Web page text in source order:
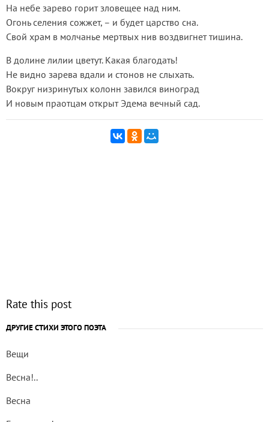
На небе зарево горит зловещее над ним.
Огонь селения сожжет, – и будет царство сна.
Свой храм в молчанье мертвых нив воздвигнет тишина.
В долине лилии цветут. Какая благодать!
Не видно зарева вдали и стонов не слыхать.
Вокруг низринутых колонн завился виноград
И новым праотцам открыт Эдема вечный сад.
Rate this post
ДРУГИЕ СТИХИ ЭТОГО ПОЭТА
Вещи
Весна!..
Весна